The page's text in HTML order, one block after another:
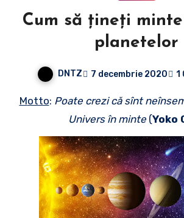
Cum să țineți
planetelor
DNTZ 7 decembrie 2020 1
Motto: Poate crezi că sînt
Univers în minte(Yoko